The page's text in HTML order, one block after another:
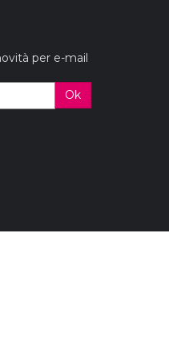
per e-mail
Ok